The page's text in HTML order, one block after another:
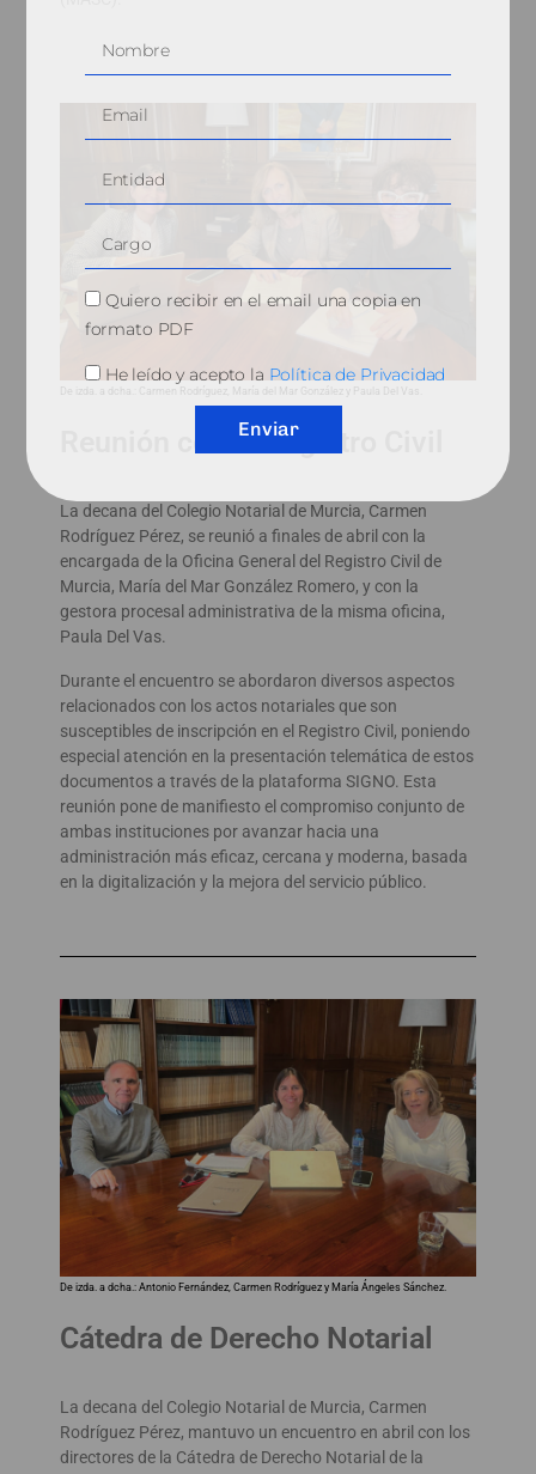
De izda. a dcha.: Carmen Rodríguez, María del Mar González y Paula Del Vas.
Reunión con el Registro Civil
La decana del Colegio Notarial de Murcia, Carmen
Rodríguez Pérez, se reunió a finales de abril con la
encargada de la Oficina General del Registro Civil de
Murcia, María del Mar González Romero, y con la
gestora procesal administrativa de la misma oficina,
Paula Del Vas.
Durante el encuentro se abordaron diversos aspectos
relacionados con los actos notariales que son
susceptibles de inscripción en el Registro Civil, poniendo
especial atención en la presentación telemática de estos
documentos a través de la plataforma SIGNO. Esta
reunión pone de manifiesto el compromiso conjunto de
ambas instituciones por avanzar hacia una
administración más eficaz, cercana y moderna, basada
en la digitalización y la mejora del servicio público.
De izda. a dcha.: Antonio Fernández, Carmen Rodríguez y María Ángeles Sánchez.
Cátedra de Derecho Notarial
La decana del Colegio Notarial de Murcia, Carmen
Rodríguez Pérez, mantuvo un encuentro en abril con los
directores de la Cátedra de Derecho Notarial de la
Quiero recibir en el email una copia en
formato PDF
He leído y acepto la Política de Privacidad
Enviar